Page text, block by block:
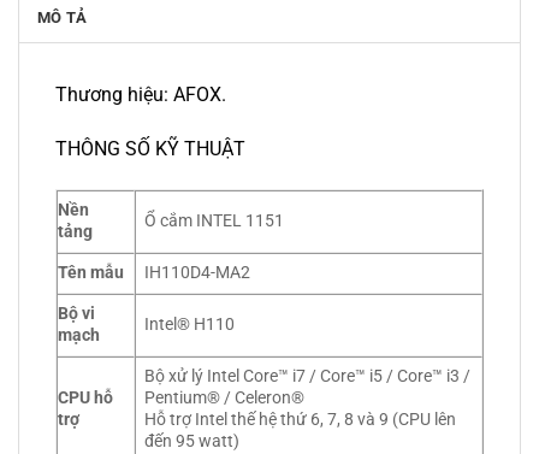
MÔ TẢ
Thương hiệu: AFOX.
THÔNG SỐ KỸ THUẬT
Nền
tảng
Ổ cắm INTEL 1151
Tên mẫu
IH110D4-MA2
Bộ vi
mạch
Intel® H110
CPU hỗ
trợ
Bộ xử lý Intel Core™ i7 / Core™ i5 / Core™ i3 /
Pentium® / Celeron®
Hỗ trợ Intel thế hệ thứ 6, 7, 8 và 9 (CPU lên
đến 95 watt)